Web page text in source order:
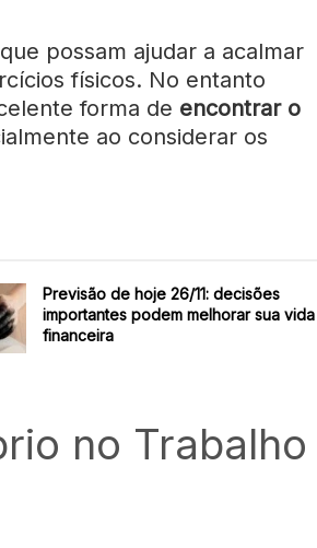
possam ajudar a acalmar
físicos. No entanto
forma de encontrar o
ao considerar os
Previsão de hoje 26/11: decisões
importantes podem melhorar sua vida
financeira
no Trabalho